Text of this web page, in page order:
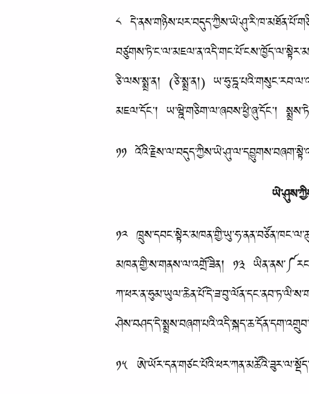
༨
ཅི་ལས་སྨྲ་ན། (ཅི་སྨྲ་ན།)
མཇལ་དོང་། ཡ་ཝྰེ་གཅིག་ལ་ཞབས་ཕྱི་ཞུ་དོང་།
༡༡
༡༢
མཁན་གྱི་ས་གནས་ལ་འགྲོ་ཟིན། ༡༣
༡༥